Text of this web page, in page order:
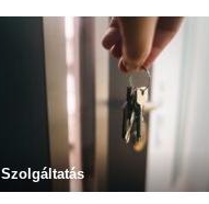
Szolgáltatás